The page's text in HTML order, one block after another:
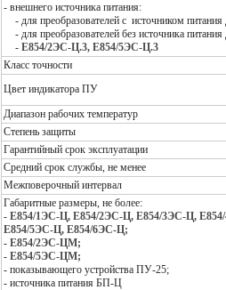
- внешнего источника питания:
- для преобразователей с источником
- для преобразователей без источника
-Е854/2ЭС-Ц.3, Е854/5ЭС-Ц.3
Класс точности
Цвет индикатора ПУ
Диапазон рабочих температур
Степень защиты
Гарантийный срок эксплуатации
Средний срок службы, не менее
Межповерочный интервал
Габаритные размеры, не более:
- Е854/1ЭС-Ц, Е854/2ЭС-Ц, Е854/3ЭС-Ц,
Е854/5ЭС-Ц, Е854/6ЭС-Ц;
- Е854/2ЭС-ЦМ;
- Е854/5ЭС-ЦМ;
- показывающего устройства ПУ-25;
- источника питания БП-Ц